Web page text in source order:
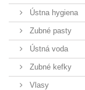
Ústna hygiena
Zubné pasty
Ústná voda
Zubné kefky
Vlasy